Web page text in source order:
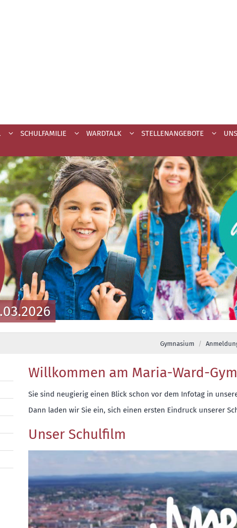
SCHULFAMILIE WARDTALK STELLENANGEBOTE
Gymnasium
Willkommen am Maria-Ward-
Sie sind neugierig einen Blick schon vor dem Infotag in
Dann laden wir Sie ein, sich einen ersten Eindruck unserer
Unser Schulfilm